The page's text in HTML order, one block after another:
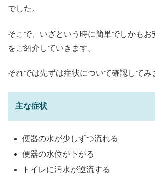
でした。
そこで、いざという時に簡単でしかもお
をご紹介していきます。
それでは先ずは症状について確認してみ
主な症状
便器の水が少しずつ流れる
便器の水位が下がる
トイレに汚水が逆流する